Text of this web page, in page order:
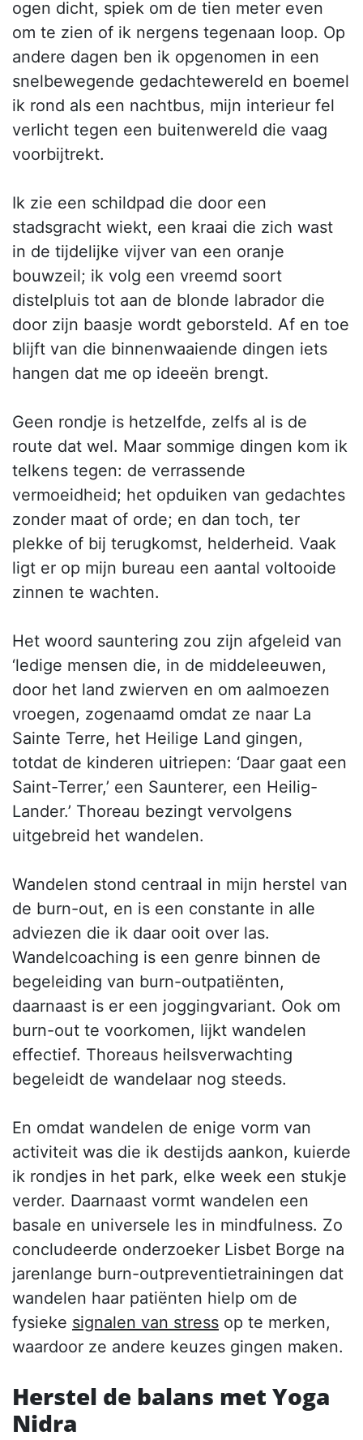
ogen dicht, spiek om de tien meter even
om te zien of ik nergens tegenaan loop. Op
andere dagen ben ik opgenomen in een
snelbewegende gedachtewereld en boemel
ik rond als een nachtbus, mijn interieur fel
verlicht tegen een buitenwereld die vaag
voorbijtrekt.
Ik zie een schildpad die door een
stadsgracht wiekt, een kraai die zich wast
in de tijdelijke vijver van een oranje
bouwzeil; ik volg een vreemd soort
distelpluis tot aan de blonde labrador die
door zijn baasje wordt geborsteld. Af en toe
blijft van die binnenwaaiende dingen iets
hangen dat me op ideeën brengt.
Geen rondje is hetzelfde, zelfs al is de
route dat wel. Maar sommige dingen kom ik
telkens tegen: de verrassende
vermoeidheid; het opduiken van gedachtes
zonder maat of orde; en dan toch, ter
plekke of bij terugkomst, helderheid. Vaak
ligt er op mijn bureau een aantal voltooide
zinnen te wachten.
Het woord sauntering zou zijn afgeleid van
‘ledige mensen die, in de middeleeuwen,
door het land zwierven en om aalmoezen
vroegen, zogenaamd omdat ze naar La
Sainte Terre, het Heilige Land gingen,
totdat de kinderen uitriepen: ‘Daar gaat een
Saint-Terrer,’ een Saunterer, een Heilig-
Lander.’ Thoreau bezingt vervolgens
uitgebreid het wandelen.
Wandelen stond centraal in mijn herstel van
de burn-out, en is een constante in alle
adviezen die ik daar ooit over las.
Wandelcoaching is een genre binnen de
begeleiding van burn-outpatiënten,
daarnaast is er een joggingvariant. Ook om
burn-out te voorkomen, lijkt wandelen
effectief. Thoreaus heilsverwachting
begeleidt de wandelaar nog steeds.
En omdat wandelen de enige vorm van
activiteit was die ik destijds aankon, kuierde
ik rondjes in het park, elke week een stukje
verder. Daarnaast vormt wandelen een
basale en universele les in mindfulness. Zo
concludeerde onderzoeker Lisbet Borge na
jarenlange burn-outpreventietrainingen dat
wandelen haar patiënten hielp om de
fysieke signalen van stress op te merken,
waardoor ze andere keuzes gingen maken.
Herstel de balans met Yoga
Nidra